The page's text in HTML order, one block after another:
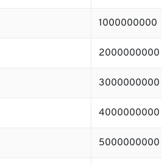
1000000000
2000000000
3000000000
4000000000
5000000000